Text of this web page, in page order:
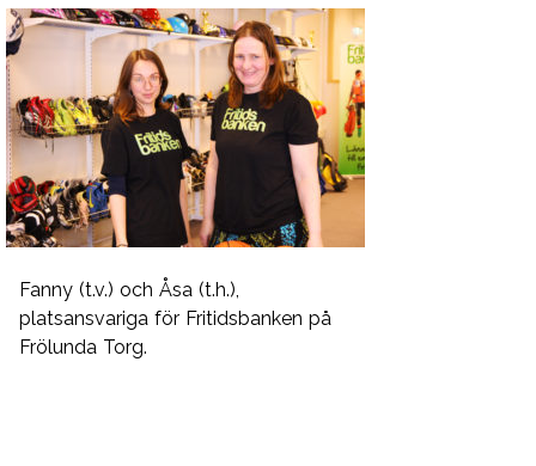
Fanny (t.v.) och Åsa (t.h.),
platsansvariga för Fritidsbanken på
Frölunda Torg.